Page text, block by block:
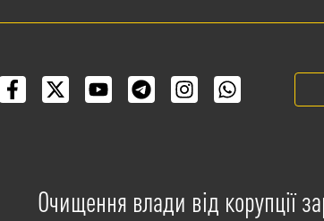
Очищення влади від корупції